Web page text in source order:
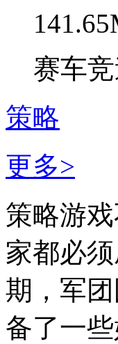
赛车
策略
更多>
策略游
家都必
期，军
备了一